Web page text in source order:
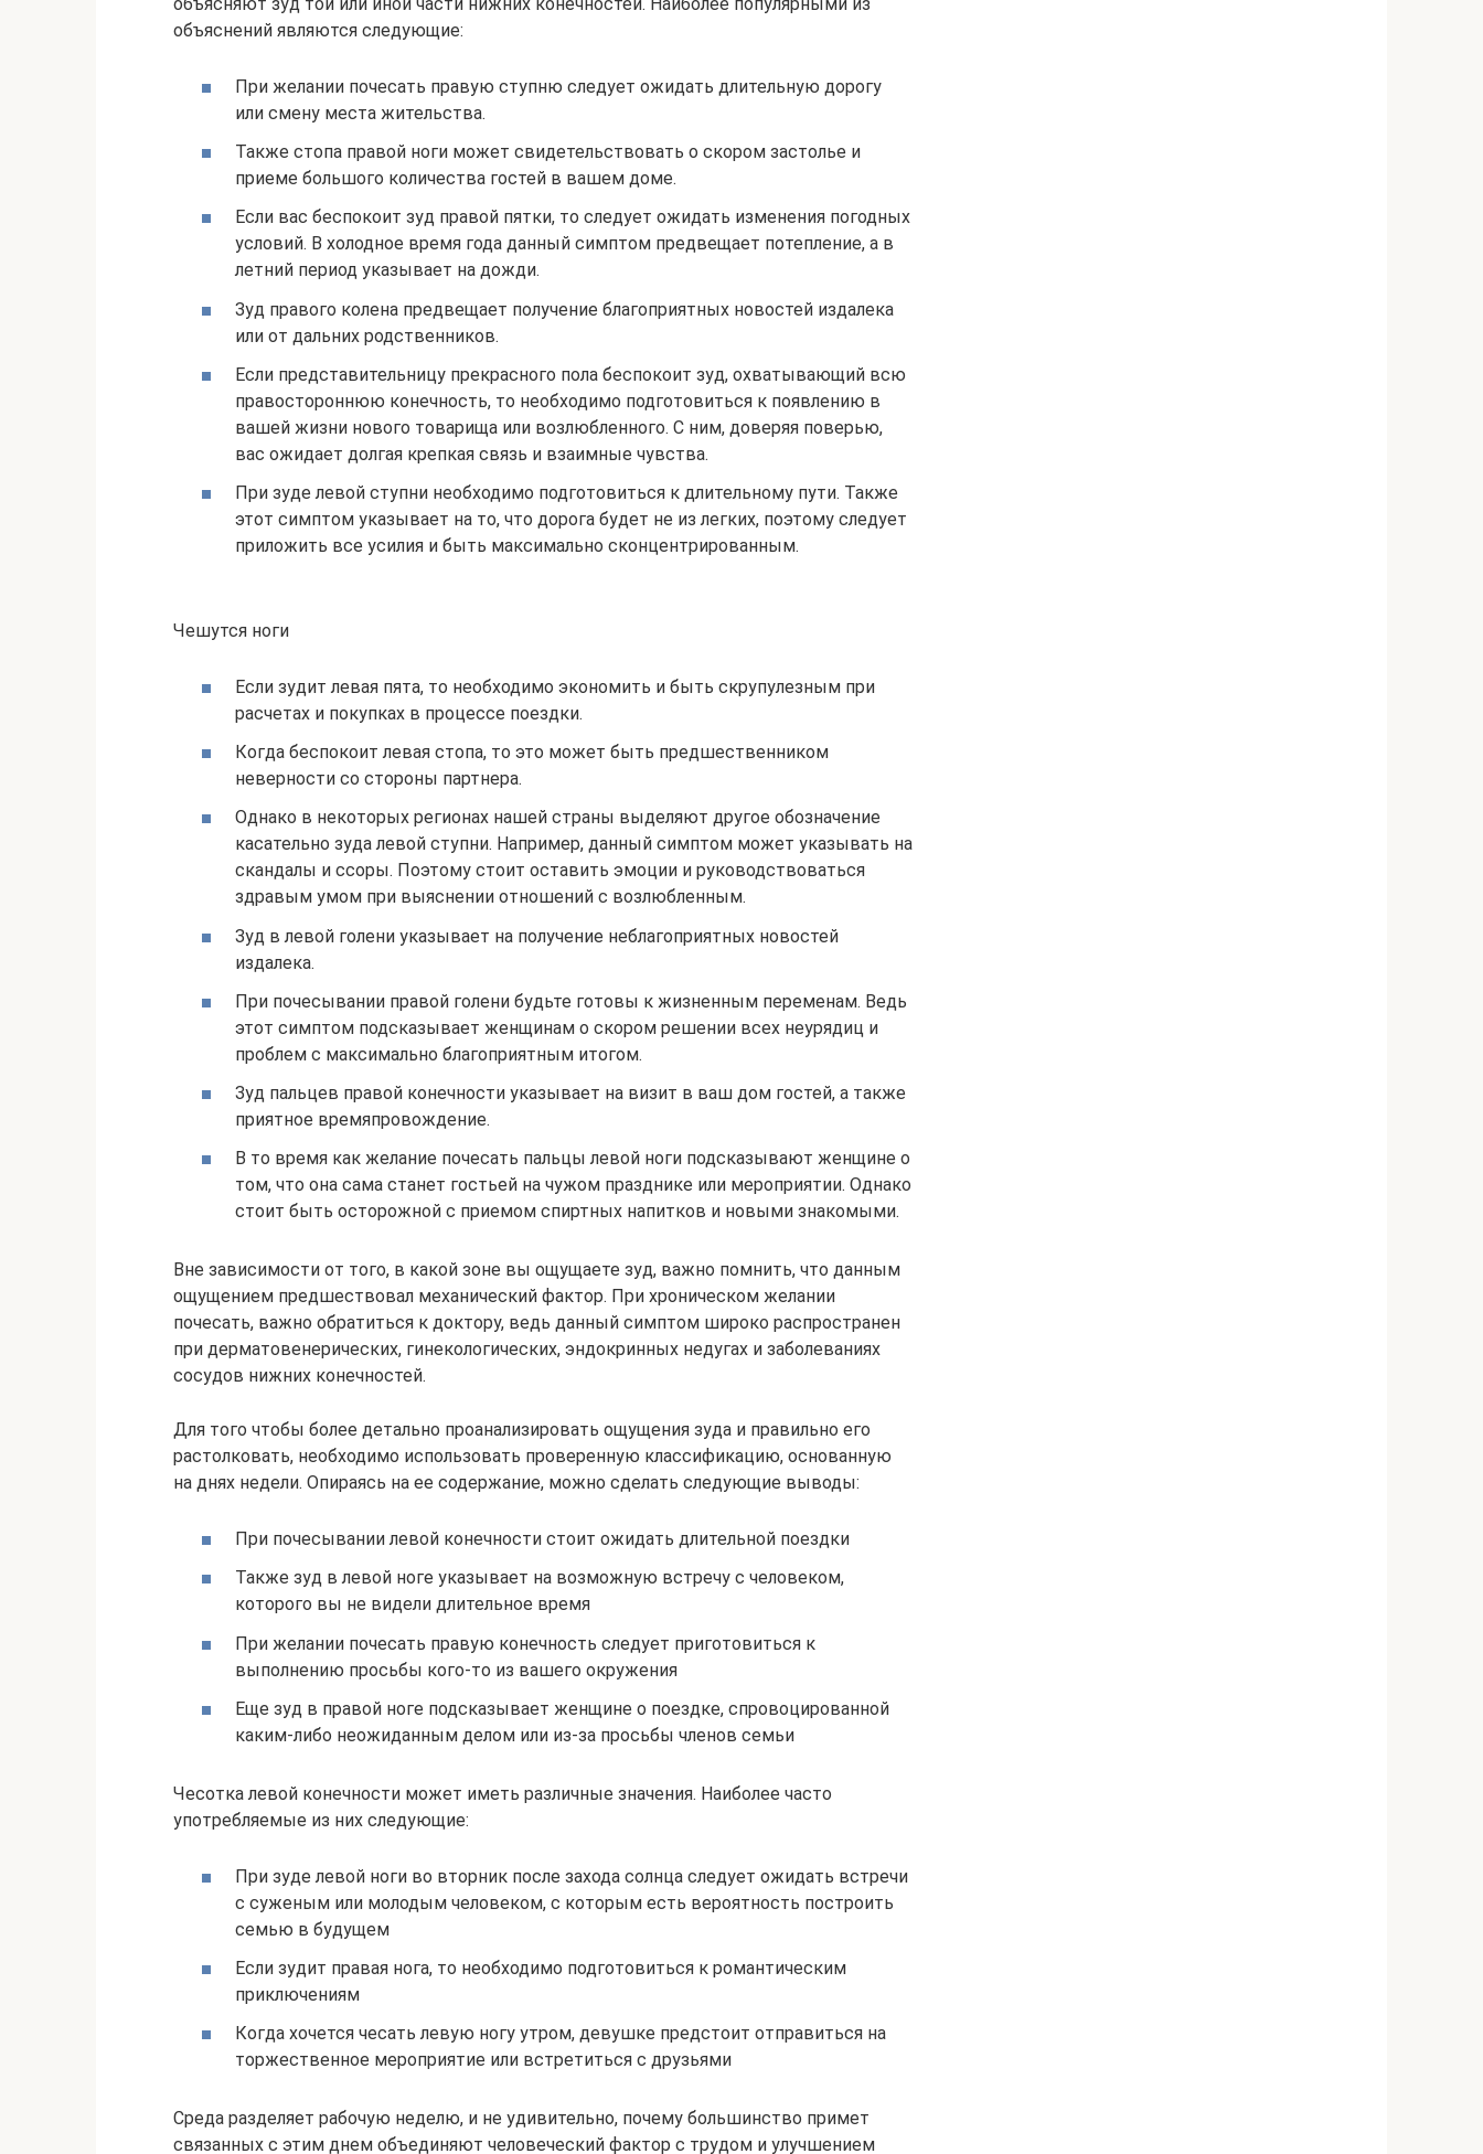
объяснений являются следующие:
При желании почесать правую ступню следует ожидать длительную дорогу
или смену места жительства.
Также стопа правой ноги может свидетельствовать о скором застолье и
приеме большого количества гостей в вашем доме.
Если вас беспокоит зуд правой пятки, то следует ожидать изменения погодных
условий. В холодное время года данный симптом предвещает потепление, а в
летний период указывает на дожди.
Зуд правого колена предвещает получение благоприятных новостей издалека
или от дальних родственников.
Если представительницу прекрасного пола беспокоит зуд, охватывающий всю
правостороннюю конечность, то необходимо подготовиться к появлению в
вашей жизни нового товарища или возлюбленного. С ним, доверяя поверью,
вас ожидает долгая крепкая связь и взаимные чувства.
При зуде левой ступни необходимо подготовиться к длительному пути. Также
этот симптом указывает на то, что дорога будет не из легких, поэтому следует
приложить все усилия и быть максимально сконцентрированным.
Чешутся ноги
Если зудит левая пята, то необходимо экономить и быть скрупулезным при
расчетах и покупках в процессе поездки.
Когда беспокоит левая стопа, то это может быть предшественником
неверности со стороны партнера.
Однако в некоторых регионах нашей страны выделяют другое обозначение
касательно зуда левой ступни. Например, данный симптом может указывать на
скандалы и ссоры. Поэтому стоит оставить эмоции и руководствоваться
здравым умом при выяснении отношений с возлюбленным.
Зуд в левой голени указывает на получение неблагоприятных новостей
издалека.
При почесывании правой голени будьте готовы к жизненным переменам. Ведь
этот симптом подсказывает женщинам о скором решении всех неурядиц и
проблем с максимально благоприятным итогом.
Зуд пальцев правой конечности указывает на визит в ваш дом гостей, а также
приятное времяпровождение.
В то время как желание почесать пальцы левой ноги подсказывают женщине о
том, что она сама станет гостьей на чужом празднике или мероприятии. Однако
стоит быть осторожной с приемом спиртных напитков и новыми знакомыми.
Вне зависимости от того, в какой зоне вы ощущаете зуд, важно помнить, что данным
ощущением предшествовал механический фактор. При хроническом желании
почесать, важно обратиться к доктору, ведь данный симптом широко распространен
при дерматовенерических, гинекологических, эндокринных недугах и заболеваниях
сосудов нижних конечностей.
Для того чтобы более детально проанализировать ощущения зуда и правильно его
растолковать, необходимо использовать проверенную классификацию, основанную
на днях недели. Опираясь на ее содержание, можно сделать следующие выводы:
При почесывании левой конечности стоит ожидать длительной поездки
Также зуд в левой ноге указывает на возможную встречу с человеком,
которого вы не видели длительное время
При желании почесать правую конечность следует приготовиться к
выполнению просьбы кого-то из вашего окружения
Еще зуд в правой ноге подсказывает женщине о поездке, спровоцированной
каким-либо неожиданным делом или из-за просьбы членов семьи
Чесотка левой конечности может иметь различные значения. Наиболее часто
употребляемые из них следующие:
При зуде левой ноги во вторник после захода солнца следует ожидать встречи
с суженым или молодым человеком, с которым есть вероятность построить
семью в будущем
Если зудит правая нога, то необходимо подготовиться к романтическим
приключениям
Когда хочется чесать левую ногу утром, девушке предстоит отправиться на
торжественное мероприятие или встретиться с друзьями
Среда разделяет рабочую неделю, и не удивительно, почему большинство примет
связанных с этим днем объединяют человеческий фактор с трудом и улучшением